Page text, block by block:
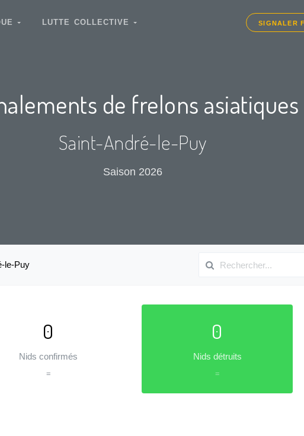
LUTTE COLLECTIVE SIGNALER
de frelons asiatiques
Saint-André-le-Puy
Saison 2026
le-Puy
0
Nids confirmés
=
0
Nids détruits
=